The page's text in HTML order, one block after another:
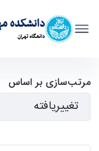
دانشکده
دانشگاه تهران
کامپیوتر
مرتب‌سازی بر اساس